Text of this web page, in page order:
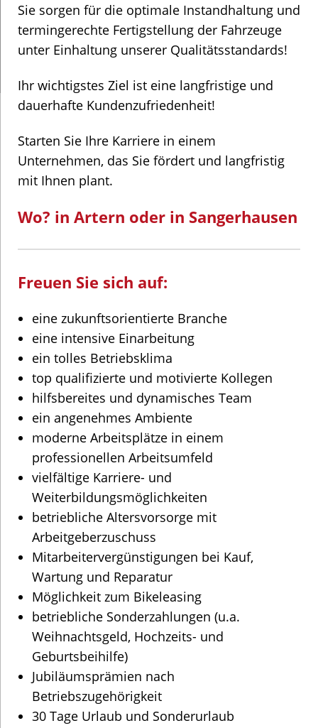
Sie sorgen für die optimale Instandhaltung und
termingerechte Fertigstellung der Fahrzeuge
unter Einhaltung unserer Qualitätsstandards!
Ihr wichtigstes Ziel ist eine langfristige und
dauerhafte Kundenzufriedenheit!
Starten Sie Ihre Karriere in einem
Unternehmen, das Sie fördert und langfristig
mit Ihnen plant.
Wo? in Artern oder in Sangerhausen
Freuen Sie sich auf:
eine zukunftsorientierte Branche
eine intensive Einarbeitung
ein tolles Betriebsklima
top qualifizierte und motivierte Kollegen
hilfsbereites und dynamisches Team
ein angenehmes Ambiente
moderne Arbeitsplätze in einem
professionellen Arbeitsumfeld
vielfältige Karriere- und
Weiterbildungsmöglichkeiten
betriebliche Altersvorsorge mit
Arbeitgeberzuschuss
Mitarbeitervergünstigungen bei Kauf,
Wartung und Reparatur
Möglichkeit zum Bikeleasing
betriebliche Sonderzahlungen (u.a.
Weihnachtsgeld, Hochzeits- und
Geburtsbeihilfe)
Jubiläumsprämien nach
Betriebszugehörigkeit
30 Tage Urlaub und Sonderurlaub